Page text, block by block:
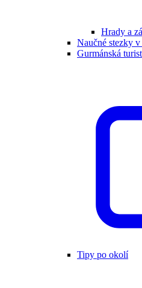
Hrady a
Naučné stezky
Gurmánská
Tipy po okolí